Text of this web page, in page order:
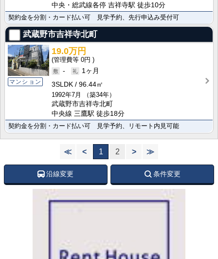
中央・総武線各停 吉祥寺駅 徒歩10分
契約金を分割・カード払い可 見学予約、先行申込み受付可
武蔵野市吉祥寺北町
マンション
19.0万円
0円
-
1ヶ月
3SLDK
96.44㎡
1992年7月
（築34年）
武蔵野市吉祥寺北町
中央線 三鷹駅 徒歩18分
契約金を分割・カード払い可 見学予約、リモート内見可能
≪ < 1 2 > ≫
沿線変更 条件変更